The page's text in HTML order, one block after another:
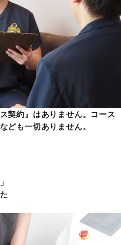
契約』はありません。コース
ども一切ありません。